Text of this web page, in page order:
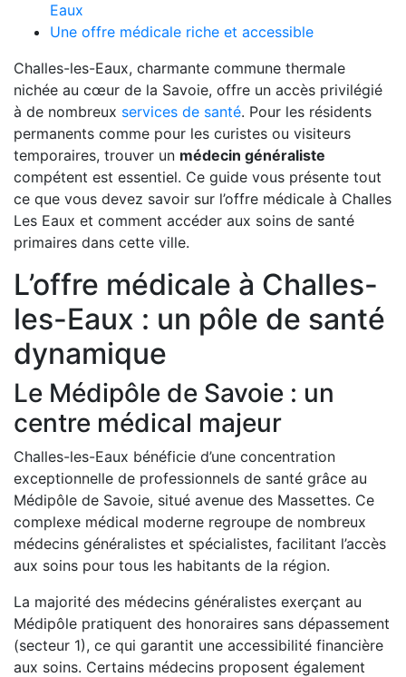
Eaux
Une offre médicale riche et accessible
Challes-les-Eaux, charmante commune thermale
nichée au cœur de la Savoie, offre un accès privilégié
à de nombreux services de santé. Pour les résidents
permanents comme pour les curistes ou visiteurs
temporaires, trouver un médecin généraliste
compétent est essentiel. Ce guide vous présente tout
ce que vous devez savoir sur l’offre médicale à Challes
Les Eaux et comment accéder aux soins de santé
primaires dans cette ville.
L’offre médicale à Challes-
les-Eaux : un pôle de santé
dynamique
Le Médipôle de Savoie : un
centre médical majeur
Challes-les-Eaux bénéficie d’une concentration
exceptionnelle de professionnels de santé grâce au
Médipôle de Savoie, situé avenue des Massettes. Ce
complexe médical moderne regroupe de nombreux
médecins généralistes et spécialistes, facilitant l’accès
aux soins pour tous les habitants de la région.
La majorité des médecins généralistes exerçant au
Médipôle pratiquent des honoraires sans dépassement
(secteur 1), ce qui garantit une accessibilité financière
aux soins. Certains médecins proposent également